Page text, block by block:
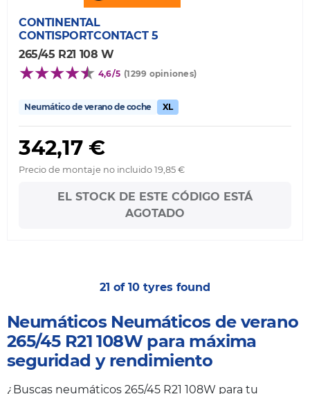
CONTINENTAL
CONTISPORTCONTACT 5
265/45 R21 108 W
4,6/5 (1299 opiniones)
Neumático de verano de coche XL
342,17 €
Precio de montaje no incluido 19,85 €
EL STOCK DE ESTE CÓDIGO ESTÁ
AGOTADO
21 of 10 tyres found
Neumáticos Neumáticos de verano
265/45 R21 108W para máxima
seguridad y rendimiento
¿Buscas neumáticos 265/45 R21 108W para tu